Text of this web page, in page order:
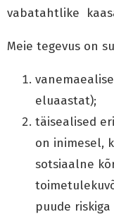
vabatahtlike
Meie tegevus on
eluaastat);
täisealised
on inimesel,
sotsiaalne
puude riskiga